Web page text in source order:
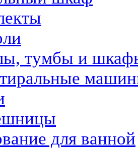
тумбы и
для ванной